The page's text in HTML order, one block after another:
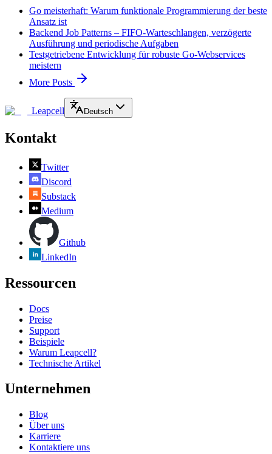
Go meisterhaft: Warum funktionale Programmierung der beste
Ansatz ist
Backend Job Patterns – FIFO-Warteschlangen, verzögerte
Ausführung und periodische Aufgaben
Testgetriebene Entwicklung für robuste Go-Webservices
meistern
More Posts
Leapcell Deutsch
Kontakt
Twitter
Discord
Substack
Medium
Github
LinkedIn
Ressourcen
Docs
Preise
Support
Beispiele
Warum Leapcell?
Technische Artikel
Unternehmen
Blog
Über uns
Karriere
Kontaktiere uns